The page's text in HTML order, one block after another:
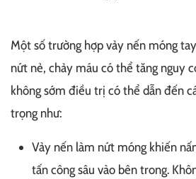
Một số trường hợp vảy nến móng
nứt nẻ, chảy máu có thể tăng nguy
không sớm điều trị có thể dẫn đến
trọng như:
Vảy nến làm nứt móng khiến
tấn công sâu vào bên trong.